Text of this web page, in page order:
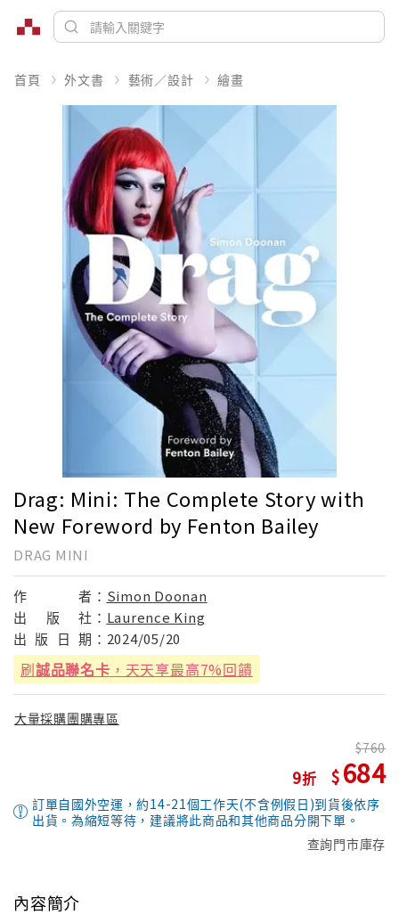
首頁 外文書 藝術／設計 繪畫
Drag: Mini: The Complete Story with
New Foreword by Fenton Bailey
DRAG MINI
作 者： Simon Doonan
出
版 社： Laurence King
出 版 日 期： 2024/05/20
刷誠品聯名卡 ，天天享最高7%回饋
大量採購團購專區
9
760
684
訂單自國外空運，約14-21個工作天(不含例假日)到貨後依序
出貨。為縮短等待，建議將此商品和其他商品分開下單。
查詢門市庫存
內容簡介